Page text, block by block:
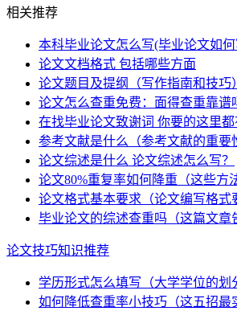
相关推荐
本科毕业论文怎么写(毕业论文如
论文文档格式 包括哪些方面
论文题目及提纲（写作指南和技巧）
论文怎么查重免费：面得查重靠谱
在找毕业论文致谢词 你要的这里都
参考文献是什么（参考文献的重要
论文综述是什么 论文综述怎么写？
论文80%重复率如何降重（这些方
论文格式基本要求（论文编写格式
毕业论文的综述查重吗（这篇文章
论文技巧知识推荐
学历形式怎么填写（大学学位的划
如何降低查重率小技巧（这五招最